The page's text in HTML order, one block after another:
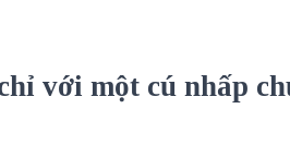
với một cú nhấp